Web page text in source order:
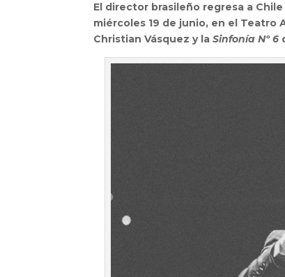
El director brasileño regresa a
miércoles 19 de junio, en el Teatro
Christian Vásquez y laSinfonía Nº 6